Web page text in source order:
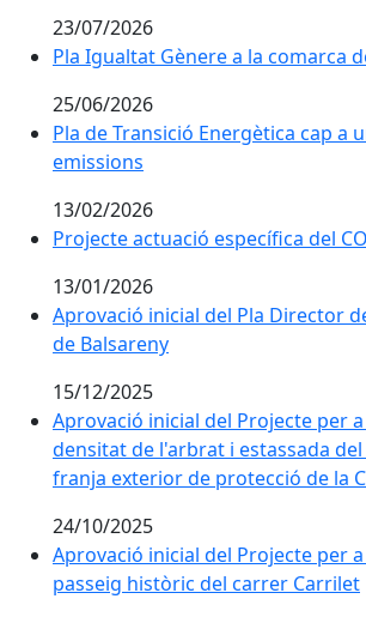
23/07/2026
Pla Igualtat Gènere a la comarca
25/06/2026
Pla de Transició Energètica cap a
emissions
13/02/2026
Projecte actuació específica del
13/01/2026
Aprovació inicial del Pla Director
de Balsareny
15/12/2025
Aprovació inicial del Projecte per
densitat de l'arbrat i estassada
franja exterior de protecció de la
24/10/2025
Aprovació inicial del Projecte per
passeig històric del carrer Carrilet